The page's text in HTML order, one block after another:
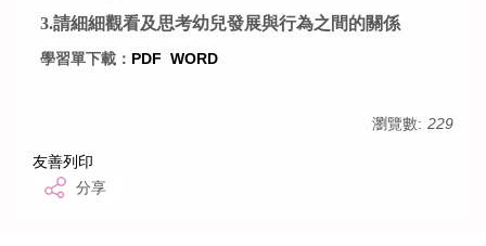
3.請細細觀看及思考幼兒發展與行為之間的關係
學習單下載： PDF WORD
瀏覽數: 229
友善列印
分享